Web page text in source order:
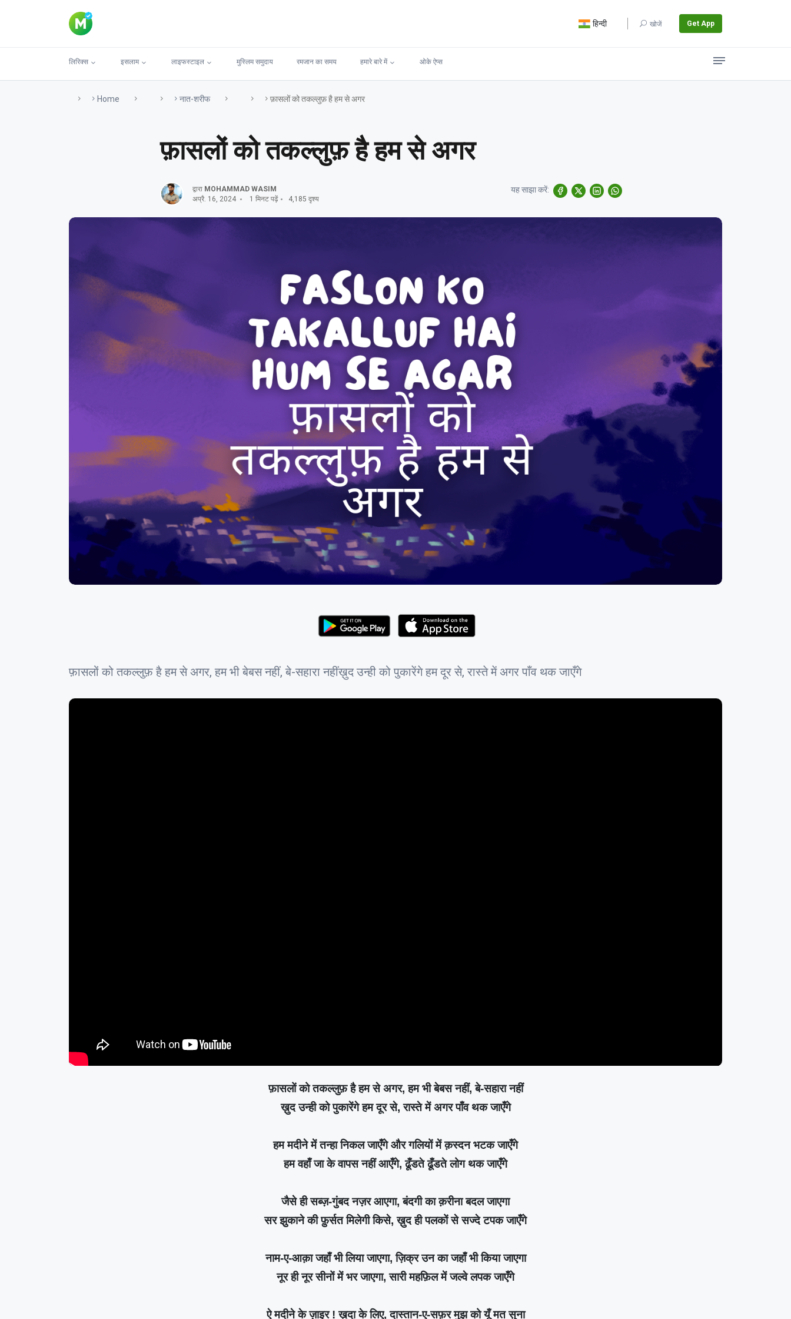
हिन्दी खोजें Get App
लिरिक्स इसलाम लाइफस्टाइल मुस्लिम समुदाय रमजान का समय हमारे बारे में ओके ऐप्स
Home नात-शरीफ फ़ासलों को तकल्लुफ़ है हम से अगर
फ़ासलों को तकल्लुफ़ है हम से अगर
द्वारा MOHAMMAD WASIM
अप्रै. 16, 2024
1 मिनट पढ़ें 4,185 दृश्य
यह साझा करें:
फ़ासलों को तकल्लुफ़ है हम से अगर, हम भी बेबस नहीं, बे-सहारा नहींख़ुद उन्ही को पुकारेंगे हम दूर से, रास्ते में अगर पाँव थक जाएँगे
फ़ासलों को तकल्लुफ़ है हम से अगर, हम भी बेबस नहीं, बे-सहारा नहीं
ख़ुद उन्ही को पुकारेंगे हम दूर से, रास्ते में अगर पाँव थक जाएँगे
हम मदीने में तन्हा निकल जाएँगे और गलियों में क़स्दन भटक जाएँगे
हम वहाँ जा के वापस नहीं आएँगे, ढूँडते ढूँडते लोग थक जाएँगे
जैसे ही सब्ज़-गुंबद नज़र आएगा, बंदगी का क़रीना बदल जाएगा
सर झुकाने की फ़ुर्सत मिलेगी किसे, ख़ुद ही पलकों से सज्दे टपक जाएँगे
नाम-ए-आक़ा जहाँ भी लिया जाएगा, ज़िक्र उन का जहाँ भी किया जाएगा
नूर ही नूर सीनों में भर जाएगा, सारी महफ़िल में जल्वे लपक जाएँगे
ऐ मदीने के ज़ाइर ! ख़ुदा के लिए, दास्तान-ए-सफ़र मुझ को यूँ मत सुना